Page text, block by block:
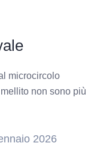
microcircolo
non sono più
2026